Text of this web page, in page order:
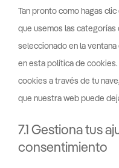
Tan pronto como hagas
que usemos las categorías
seleccionado en la
en esta política de
cookies a través de tu
que nuestra web puede
7.1 Gestiona tus
consentimiento